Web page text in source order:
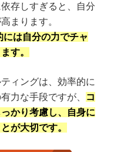
存しすぎると、自分
まります。
は自分の力でチャ
す。
ィングは、効率的に
力な手段ですが、
コ
かり考慮し、自身に
が大切です。